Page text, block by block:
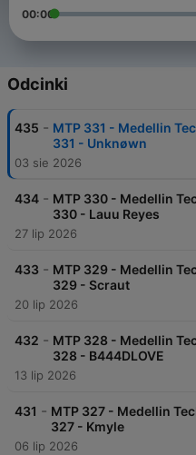
00:00
Odcinki
435 - MTP 331 - Medellin
331 - Unknøwn
03 sie 2026
434 - MTP 330 - Medellin
330 - Lauu Reyes
27 lip 2026
433 - MTP 329 - Medellin
329 - Scraut
20 lip 2026
432 - MTP 328 - Medellin
328 - B444DLOVE
13 lip 2026
431 - MTP 327 - Medellin
327 - Kmyle
06 lip 2026